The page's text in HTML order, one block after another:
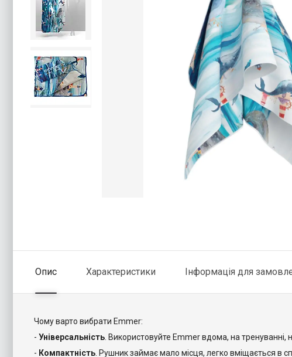
Опис Характеристики Інформація для
Чому варто вибрати Emmer:
- Універсальність . Використовуйте Emmer вдома, на тренуванні,
- Компактність . Рушник займає мало місця, легко вміщається в